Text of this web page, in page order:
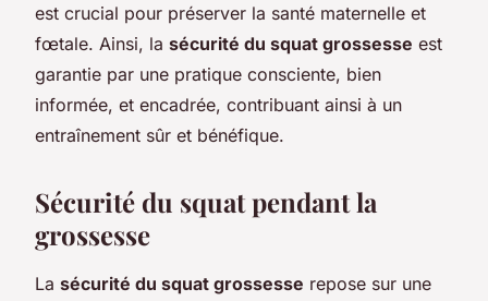
est crucial pour préserver la santé maternelle et
fœtale. Ainsi, la sécurité du squat grossesse est
garantie par une pratique consciente, bien
informée, et encadrée, contribuant ainsi à un
entraînement sûr et bénéfique.
Sécurité du squat pendant la
grossesse
La sécurité du squat grossesse repose sur une